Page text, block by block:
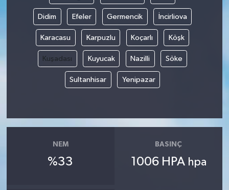
Didim Efeler Germencik İncirliova
Karacasu Karpuzlu Koçarlı Köşk
Kuşadası Kuyucak Nazilli Söke
Sultanhisar Yenipazar
NEM
%33
BASINÇ
1006 HPA hpa
Yurttan